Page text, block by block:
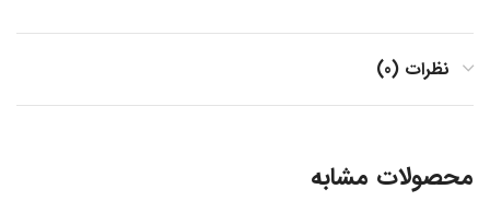
نظرات (0)
محصولات مشابه